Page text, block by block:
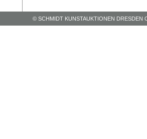
© SCHMIDT KUNSTAUKTIONEN DRESDEN